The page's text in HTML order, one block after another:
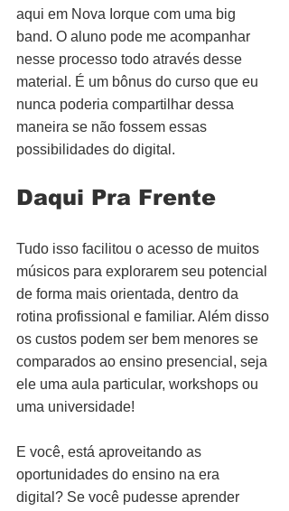
aqui em Nova Iorque com uma big
band. O aluno pode me acompanhar
nesse processo todo através desse
material. É um bônus do curso que eu
nunca poderia compartilhar dessa
maneira se não fossem essas
possibilidades do digital.
Daqui Pra Frente
Tudo isso facilitou o acesso de muitos
músicos para explorarem seu potencial
de forma mais orientada, dentro da
rotina profissional e familiar. Além disso
os custos podem ser bem menores se
comparados ao ensino presencial, seja
ele uma aula particular, workshops ou
uma universidade!
E você, está aproveitando as
oportunidades do ensino na era
digital? Se você pudesse aprender